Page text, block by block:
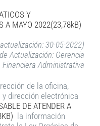
Y
A MAYO 2022(23,78kB)
30-05-2022)
Actualización: Gerencia
Financiera Administrativa
de la oficina,
y dirección electrónica
DE ATENDER A
la información